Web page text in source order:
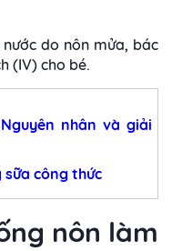
do nôn mửa, bác
(IV) cho bé.
nhân và giải
sữa công thức
nôn làm